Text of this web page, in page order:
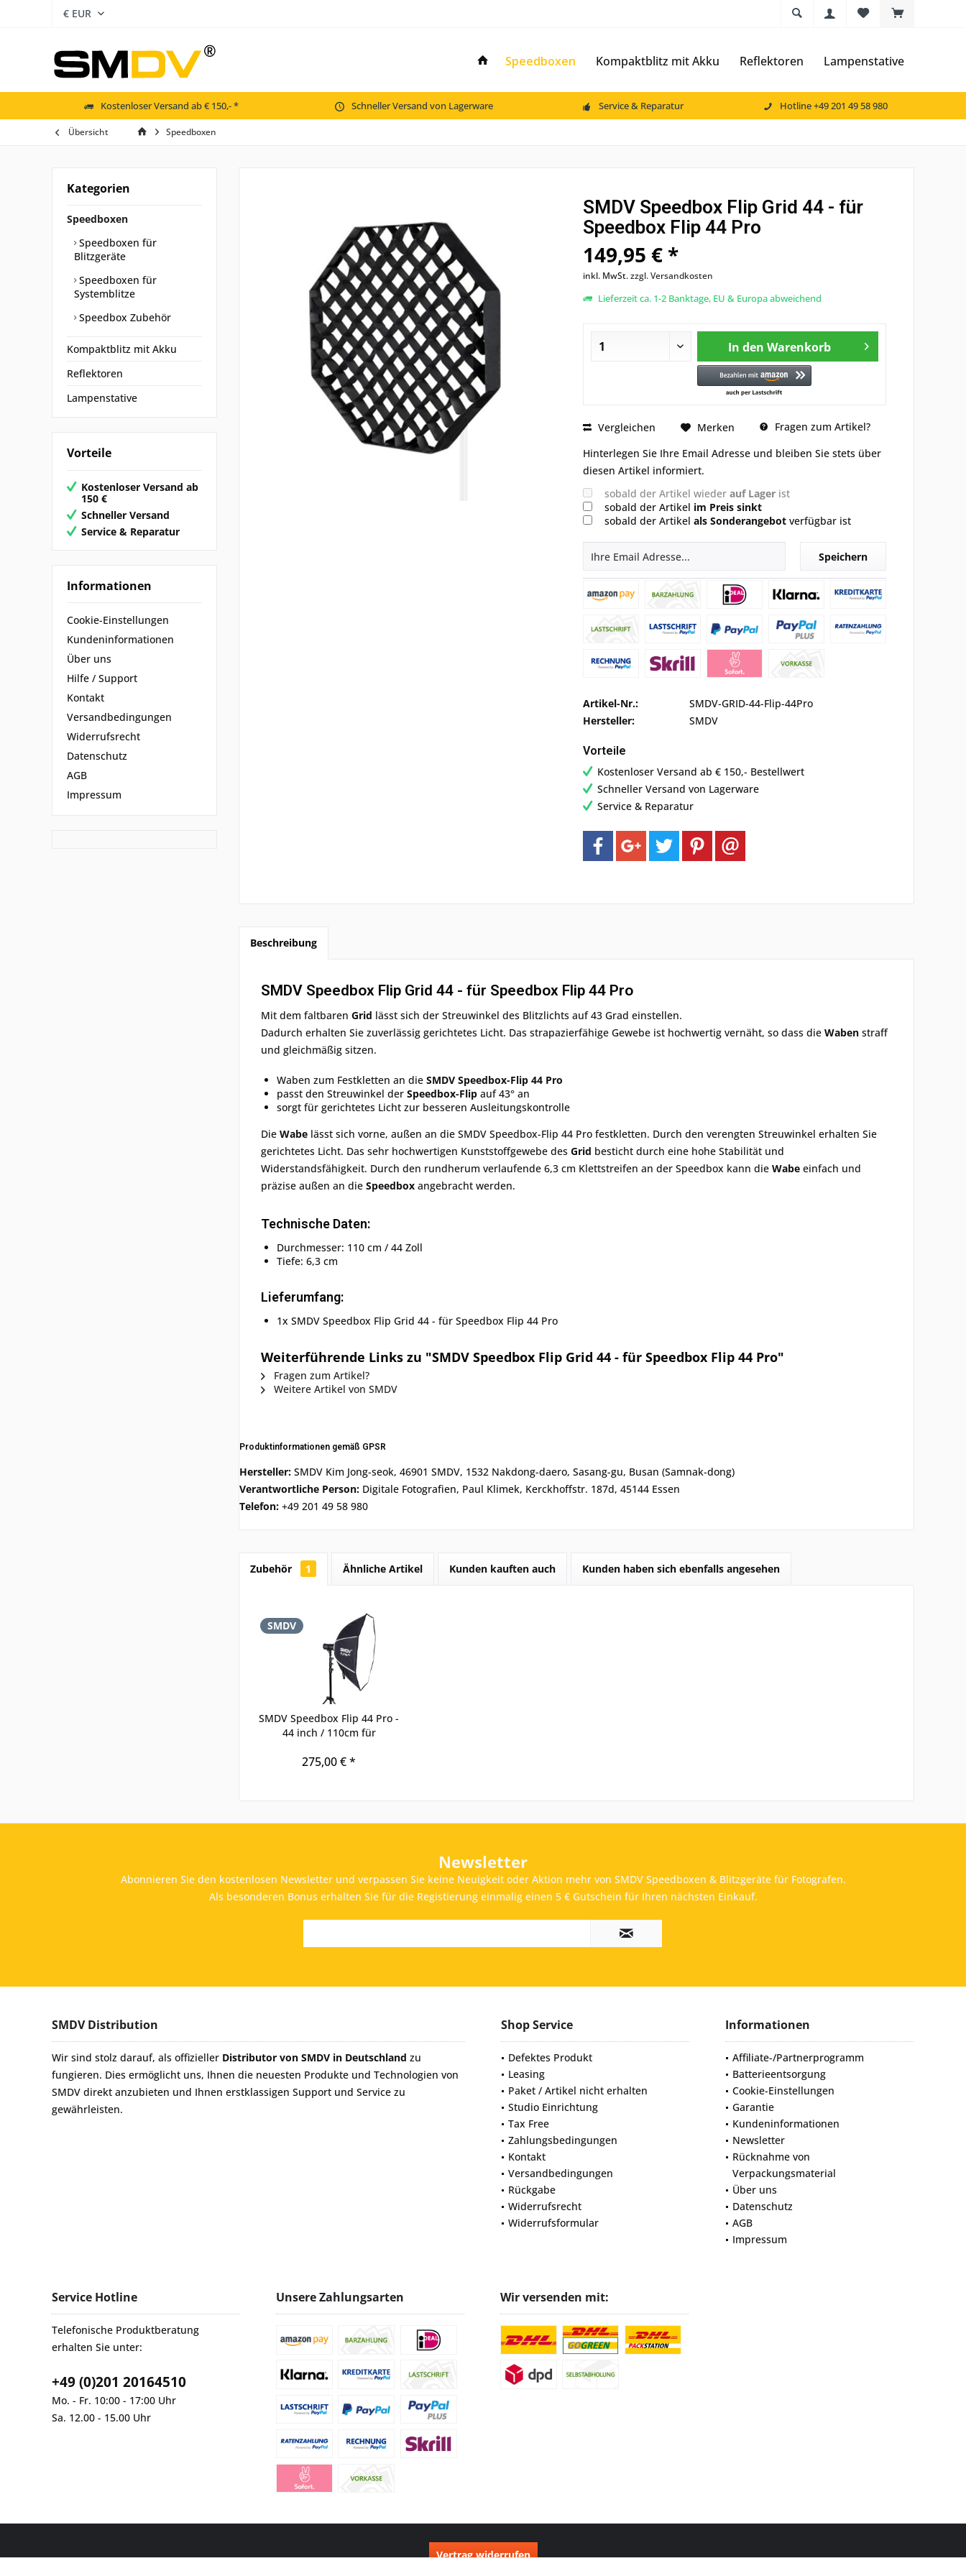
Speedboxen Kompaktblitz mit Akku Reflektoren Lampenstative
Kostenloser Versand ab € 150,- * Schneller Versand von Lagerware Service & Reparatur Hotline +49 201 49 58 980
Übersicht Speedboxen
Kategorien
Speedboxen
Speedboxen für
Blitzgeräte
Speedboxen für
Systemblitze
Speedbox Zubehör
Kompaktblitz mit Akku
Reflektoren
Lampenstative
Vorteile
Kostenloser Versand ab
150 €
Schneller Versand
Service & Reparatur
Informationen
Cookie-Einstellungen
Kundeninformationen
Über uns
Hilfe / Support
Kontakt
Versandbedingungen
Widerrufsrecht
Datenschutz
AGB
Impressum
SMDV Speedbox Flip Grid 44 - für
Speedbox Flip 44 Pro
149,95 € *
inkl. MwSt.zzgl. Versandkosten
Lieferzeit ca. 1-2 Banktage, EU & Europa abweichend
In den Warenkorb
Vergleichen Merken
Fragen zum Artikel?
Hinterlegen Sie Ihre Email Adresse und bleiben Sie stets über
diesen Artikel informiert.
sobald der Artikel wieder auf Lagerist
sobald der Artikel im Preis sinkt
sobald der Artikel als Sonderangebotverfügbar ist
Speichern
Artikel-Nr.:
SMDV-GRID-44-Flip-44Pro
Hersteller:
SMDV
Vorteile
Kostenloser Versand ab € 150,- Bestellwert
Schneller Versand von Lagerware
Service & Reparatur
Beschreibung
SMDV Speedbox Flip Grid 44 - für Speedbox Flip 44 Pro
Mit dem faltbaren Grid lässt sich der Streuwinkel des Blitzlichts auf 43 Grad einstellen.
Dadurch erhalten Sie zuverlässig gerichtetes Licht. Das strapazierfähige Gewebe ist hochwertig vernäht, so dass die Waben straff
und gleichmäßig sitzen.
Waben zum Festkletten an die SMDV Speedbox-Flip 44 Pro
passt den Streuwinkel der Speedbox-Flip auf 43° an
sorgt für gerichtetes Licht zur besseren Ausleitungskontrolle
Die Wabe lässt sich vorne, außen an die SMDV Speedbox-Flip 44 Pro festkletten. Durch den verengten Streuwinkel erhalten Sie
gerichtetes Licht. Das sehr hochwertigen Kunststoffgewebe des Grid besticht durch eine hohe Stabilität und
Widerstandsfähigkeit. Durch den rundherum verlaufende 6,3 cm Klettstreifen an der Speedbox kann die Wabe einfach und
präzise außen an die Speedbox angebracht werden.
Technische Daten:
Durchmesser: 110 cm / 44 Zoll
Tiefe: 6,3 cm
Lieferumfang:
1x SMDV Speedbox Flip Grid 44 - für Speedbox Flip 44 Pro
Weiterführende Links zu "SMDV Speedbox Flip Grid 44 - für Speedbox Flip 44 Pro"
Fragen zum Artikel?
Weitere Artikel von SMDV
Produktinformationen gemäß GPSR
Hersteller: SMDV Kim Jong-seok, 46901 SMDV, 1532 Nakdong-daero, Sasang-gu, Busan (Samnak-dong)
Verantwortliche Person: Digitale Fotografien, Paul Klimek, Kerckhoffstr. 187d, 45144 Essen
Telefon: +49 201 49 58 980
Zubehör 1 Ähnliche Artikel Kunden kauften auch Kunden haben sich ebenfalls angesehen
SMDV
SMDV Speedbox Flip 44 Pro -
44 inch / 110cm für
275,00 € *
Newsletter
Abonnieren Sie den kostenlosen Newsletter und verpassen Sie keine Neuigkeit oder Aktion mehr von SMDV Speedboxen & Blitzgeräte für Fotografen.
Als besonderen Bonus erhalten Sie für die Registierung einmalig einen 5 € Gutschein für Ihren nächsten Einkauf.
SMDV Distribution
Wir sind stolz darauf, als offizieller Distributor von SMDV in Deutschland zu
fungieren. Dies ermöglicht uns, Ihnen die neuesten Produkte und Technologien von
SMDV direkt anzubieten und Ihnen erstklassigen Support und Service zu
gewährleisten.
Shop Service
Defektes Produkt
Leasing
Paket / Artikel nicht erhalten
Studio Einrichtung
Tax Free
Zahlungsbedingungen
Kontakt
Versandbedingungen
Rückgabe
Widerrufsrecht
Widerrufsformular
Informationen
Affiliate-/Partnerprogramm
Batterieentsorgung
Cookie-Einstellungen
Garantie
Kundeninformationen
Newsletter
Rücknahme von
Verpackungsmaterial
Über uns
Datenschutz
AGB
Impressum
Service Hotline
Telefonische Produktberatung
erhalten Sie unter:
+49 (0)201 20164510
Mo. - Fr. 10:00 - 17:00 Uhr
Sa. 12.00 - 15.00 Uhr
Unsere Zahlungsarten Wir versenden mit:
Vertrag widerrufen